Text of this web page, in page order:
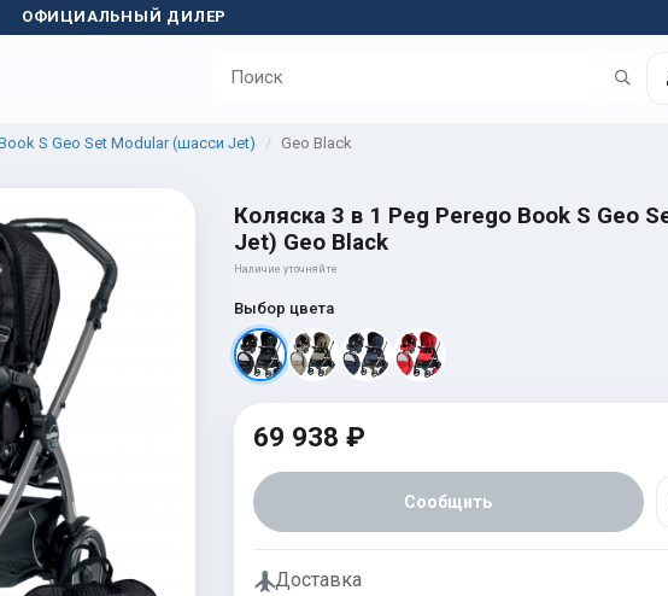
ОФИЦИАЛЬНЫЙ ДИЛЕР
S Geo Set Modular (шасси Jet) Geo Black
Коляска 3 в 1 Peg Perego Book S Geo
Jet) Geo Black
Наличие уточняйте
Выбор цвета
69 938 ₽
Сообщить
Доставка